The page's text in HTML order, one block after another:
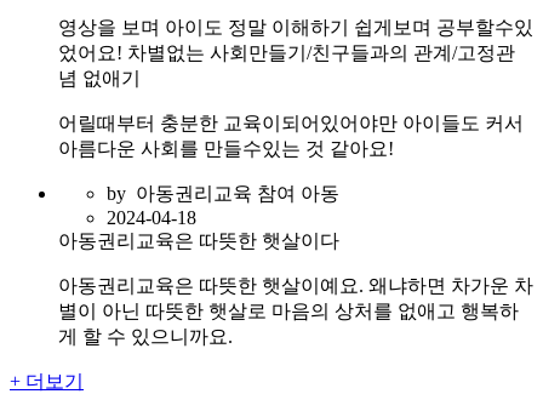
영상을 보며 아이도 정말 이해하기 쉽게보며 공부할수있
었어요! 차별없는 사회만들기/친구들과의 관계/고정관
념 없애기
어릴때부터 충분한 교육이되어있어야만 아이들도 커서
아름다운 사회를 만들수있는 것 같아요!
by 아동권리교육 참여 아동
2024-04-18
아동권리교육은 따뜻한 햇살이다
아동권리교육은 따뜻한 햇살이예요. 왜냐하면 차가운 차
별이 아닌 따뜻한 햇살로 마음의 상처를 없애고 행복하
게 할 수 있으니까요.
+ 더보기